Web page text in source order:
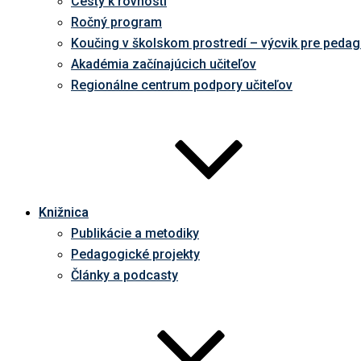
Ročný program
Koučing v školskom prostredí – výcvik pre
Akadémia začínajúcich učiteľov
Regionálne centrum podpory učiteľov
Knižnica
Publikácie a metodiky
Pedagogické projekty
Články a podcasty